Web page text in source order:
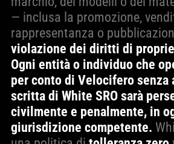
— inclusa la promozione,
rappresentanza o
violazione dei diritti di
Ogni entità o individuo che
per conto di Velocifero senza
scritta di White SRO sarà
civilmente e penalmente, in
giurisdizione competente.